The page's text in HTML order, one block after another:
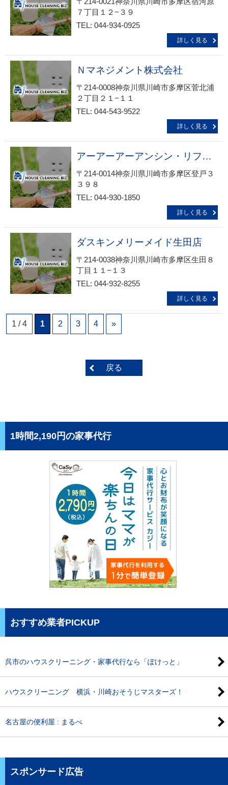
７丁目１２−３９
TEL: 044-934-0925
詳しく見る
Ｎマネジメント株式会社
〒214-0008神奈川県川崎市多摩区菅北浦
２丁目２１−１１
TEL: 044-543-9522
詳しく見る
アーアーアーアンシン・リフォームサービス生活救急車ＪＢＲ 出張エリア・川崎市・多摩区・登戸駅前・登戸・多摩区役所前・向ヶ丘遊園駅前・中野島・稲田堤駅前受付
〒214-0014神奈川県川崎市多摩区登戸３
３９８
TEL: 044-930-1850
詳しく見る
ダスキンメリーメイド生田店
〒214-0038神奈川県川崎市多摩区生田８
丁目１１−１３
TEL: 044-932-8255
詳しく見る
1 / 4 1 2 3 4 »
戻る
1時間2,190円の家事代行
おすすめ業者PICKUP
呉市のハウスクリーニング・家事代行なら「ぽけっと」
ハウスクリーニング 横浜・川崎おそうじマスターズ！
名古屋の便利屋 : まるべ
スポンサード広告